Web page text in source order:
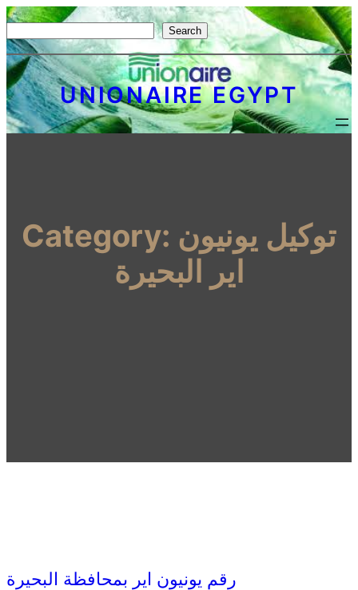
e
a
r
c
h
Search
UNIONAIRE EGYPT
Category: توكيل يونيون
اير البحيرة
رقم يونيون اير بمحافظة البحيرة